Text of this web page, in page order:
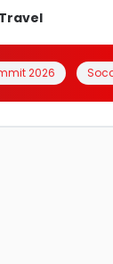
Travel
2026